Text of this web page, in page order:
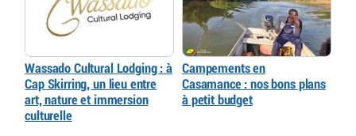
Wassado Cultural Lodging : à
Cap Skirring, un lieu entre
art, nature et immersion
culturelle
Campements en
Casamance : nos bons plans
à petit budget